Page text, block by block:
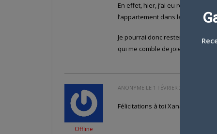
En effet, hier, j’ai eu rendez
l’appartement dans lequel je vis
Je pourrai donc rester dans mon
qui me comble de joie !
Offline
ANONYME LE 1 FÉVRIER 2023 À 10 H 21
Félicitations à toi Xanatos. Quelle